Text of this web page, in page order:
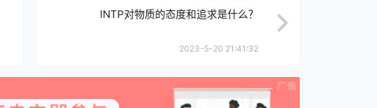
INTP对物质的态度和追求是什么？
2023-5-20 21:41:32